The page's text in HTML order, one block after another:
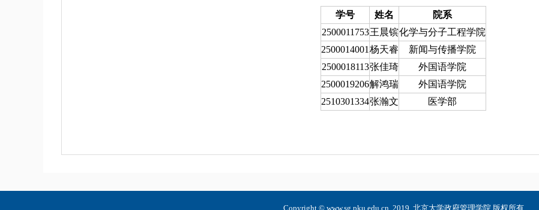
学号 姓名
院系
2500011753王晨镔化学与分子工程学院
2500014001 杨天睿
新闻与传播学院
2500018113张佳琦
外国语学院
2500019206解鸿瑞
外国语学院
2510301334张瀚文 医学部
Copyright © www.sg.pku.edu.cn, 2019. 北京大学政府管理学院 版权所有